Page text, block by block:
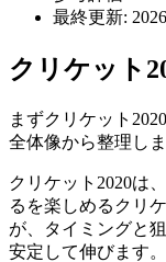
最終更新:
クリケット
まずクリケット2020
全体像から整理しま
クリケット2020は
るを楽しめるクリ
が、タイミングと
安定して伸びます。